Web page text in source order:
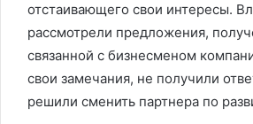
отстаивающего свои интересы.
рассмотрели предложения,
связанной с бизнесменом
свои замечания, не получили
решили сменить партнера по